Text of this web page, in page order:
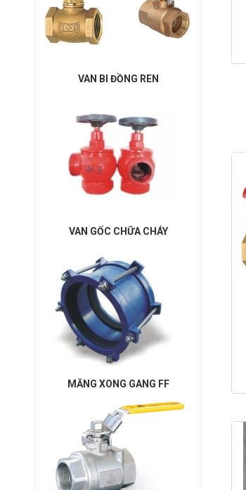
VAN BI ĐỒNG REN
VAN GỐC CHỮA CHÁY
MĂNG XONG GANG FF